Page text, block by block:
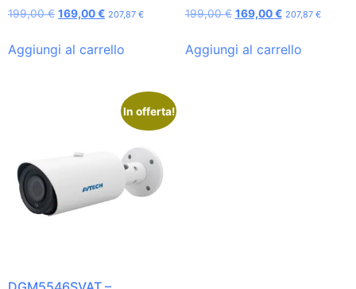
199,00€ 169,00€ 207,87 €
Aggiungi al carrello
199,00€ 169,00€ 207,87 €
Aggiungi al carrello
In offerta!